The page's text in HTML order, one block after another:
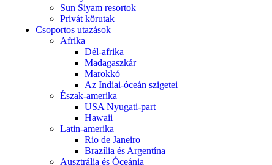
Sun Siyam resortok
Privát körutak
Csoportos utazások
Afrika
Dél-afrika
Madagaszkár
Marokkó
Az Indiai-óceán szigetei
Észak-amerika
USA Nyugati-part
Hawaii
Latin-amerika
Rio de Janeiro
Brazília és Argentína
Ausztrália és Óceánia